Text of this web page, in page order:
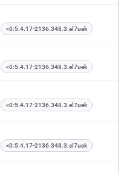
<0:5.4.17-2136.348.3.el7uek
<0:5.4.17-2136.348.3.el7uek
<0:5.4.17-2136.348.3.el7uek
<0:5.4.17-2136.348.3.el7uek